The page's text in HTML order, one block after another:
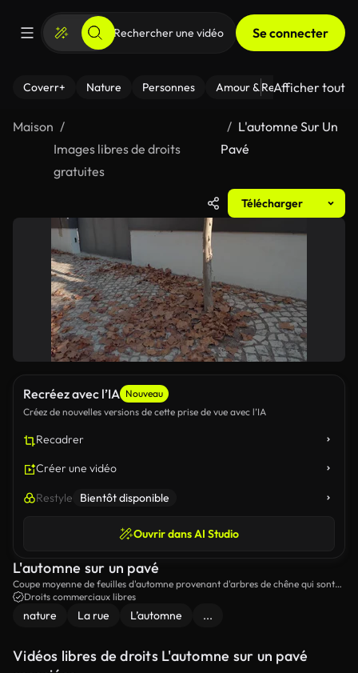
Se connecter
Coverr+ Nature Personnes Amour & Relations Le
Afficher tout
Maison
Images libres de droits
gratuites
L'automne Sur Un
Pavé
Télécharger
Recréez avec l’IA Nouveau
Créez de nouvelles versions de cette prise de vue avec l’IA
Recadrer
Créer une vidéo
Restyle Bientôt disponible
Ouvrir dans AI Studio
L'automne sur un pavé
Coupe moyenne de feuilles d'automne provenant d'arbres de chêne qui sont
tombés sur le trottoir de pierre.
Droits commerciaux libres
nature La rue L’automne ...
Vidéos libres de droits L'automne sur un pavé